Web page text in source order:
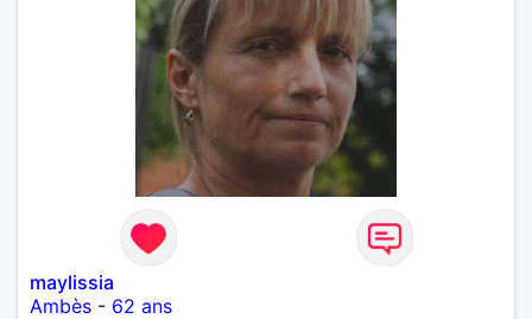
maylissia
Ambès - 62 ans